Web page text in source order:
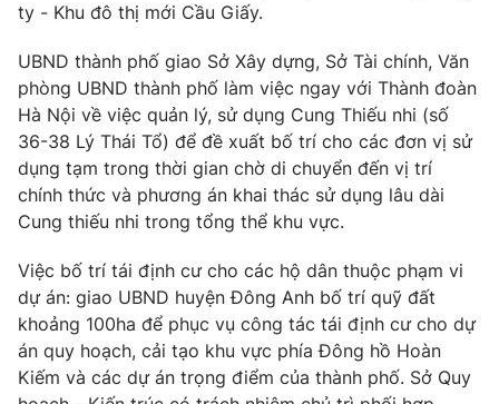
ty - Khu đô thị mới Cầu Giấy.
UBND thành phố giao Sở Xây dựng, Sở Tài chính, Văn
phòng UBND thành phố làm việc ngay với Thành đoàn
Hà Nội về việc quản lý, sử dụng Cung Thiếu nhi (số
36-38 Lý Thái Tổ) để đề xuất bố trí cho các đơn vị sử
dụng tạm trong thời gian chờ di chuyển đến vị trí
chính thức và phương án khai thác sử dụng lâu dài
Cung thiếu nhi trong tổng thể khu vực.
Việc bố trí tái định cư cho các hộ dân thuộc phạm vi
dự án: giao UBND huyện Đông Anh bố trí quỹ đất
khoảng 100ha để phục vụ công tác tái định cư cho dự
án quy hoạch, cải tạo khu vực phía Đông hồ Hoàn
Kiếm và các dự án trọng điểm của thành phố. Sở Quy